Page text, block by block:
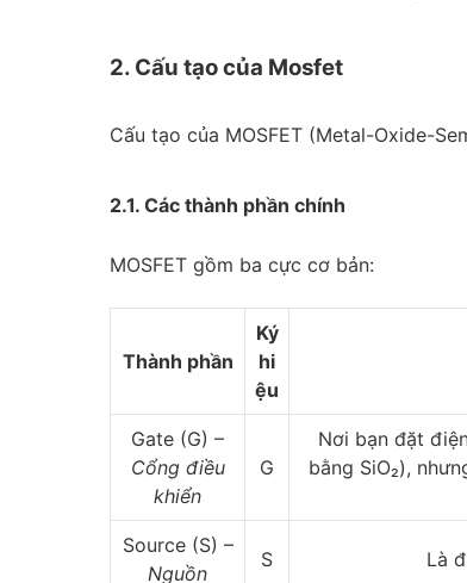
2. Cấu tạo của Mosfet
Cấu tạo của MOSFET (Metal-Oxide-
2.1. Các thành phần chính
MOSFET gồm ba cực cơ bản:
Thành phần
Ký
hi
ệu
Gate (G) –
Cổng điều
khiển
G
Nơi bạn đặt
bằng SiO₂),
Source (S) –
Nguồn
S Là